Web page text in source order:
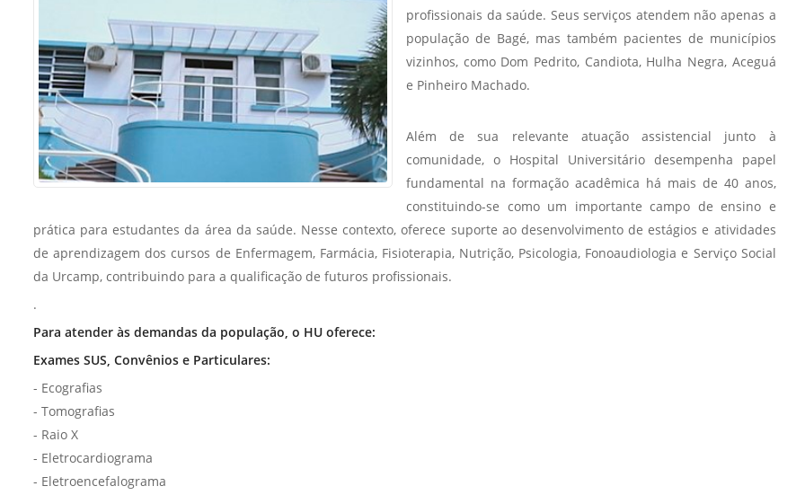
INTEC
Laboratório de
Microbiologia de Alimentos
- INTEC
Laboratório de Materiais
NPJ (Núcleo de Prática
Jurídica) - Bagé, Santana do
Livramento, São Gabriel e
Alegrete
NPS - Núcleo de Práticas
em Saúde
Eleições
FAT 2024
Institucional
profissionais da saúde. Seus serviços atendem não apenas a
população de Bagé, mas também pacientes de municípios
vizinhos, como Dom Pedrito, Candiota, Hulha Negra, Aceguá
e Pinheiro Machado.
Além de sua relevante atuação assistencial junto à
comunidade, o Hospital Universitário desempenha papel
fundamental na formação acadêmica há mais de 40 anos,
constituindo-se como um importante campo de ensino e
prática para estudantes da área da saúde. Nesse contexto, oferece suporte ao desenvolvimento de estágios e atividades
de aprendizagem dos cursos de Enfermagem, Farmácia, Fisioterapia, Nutrição, Psicologia, Fonoaudiologia e Serviço Social
da Urcamp, contribuindo para a qualificação de futuros profissionais.
.
Para atender às demandas da população, o HU oferece:
Exames SUS, Convênios e Particulares:
- Ecografias
- Tomografias
- Raio X
- Eletrocardiograma
- Eletroencefalograma